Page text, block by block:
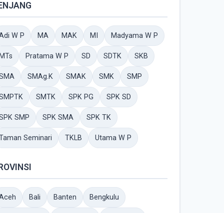
W P MA MAK MI Madyama W P
Pratama W P SD SDTK SKB
SMAg.K SMAK SMK SMP
SMTK SPK PG SPK SD
SMP SPK SMA SPK TK
Seminari TKLB Utama W P
Bali Banten Bengkulu